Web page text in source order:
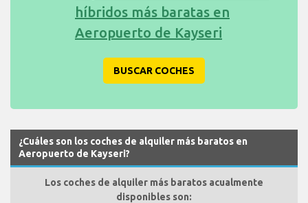
híbridos más baratas en
Aeropuerto de Kayseri
BUSCAR COCHES
¿Cuáles son los coches de alquiler más baratos en
Aeropuerto de Kayseri?
Los coches de alquiler más baratos acualmente
disponibles son: